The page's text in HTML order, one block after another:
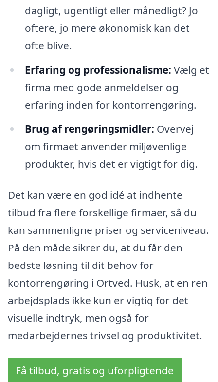
dagligt, ugentligt eller månedligt? Jo
oftere, jo mere økonomisk kan det
ofte blive.
Erfaring og professionalisme: Vælg et
firma med gode anmeldelser og
erfaring inden for kontorrengøring.
Brug af rengøringsmidler: Overvej
om firmaet anvender miljøvenlige
produkter, hvis det er vigtigt for dig.
Det kan være en god idé at indhente
tilbud fra flere forskellige firmaer, så du
kan sammenligne priser og serviceniveau.
På den måde sikrer du, at du får den
bedste løsning til dit behov for
kontorrengøring i Ortved. Husk, at en ren
arbejdsplads ikke kun er vigtig for det
visuelle indtryk, men også for
medarbejdernes trivsel og produktivitet.
Få tilbud, gratis og uforpligtende